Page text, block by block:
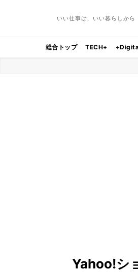
いい仕事は、いい暮らしから
総合トップ TECH+
Yahoo!シ